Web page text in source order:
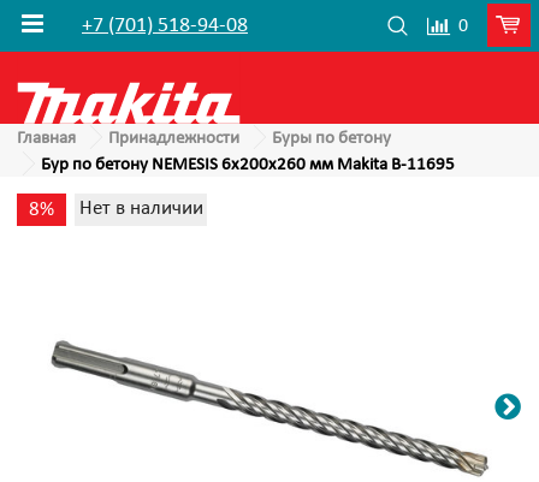
+7 (701) 518-94-08 0
Главная Принадлежности
Буры по бетону
Бур по бетону NEMESIS 6x200x260 мм Makita B-11695
8% Нет в наличии